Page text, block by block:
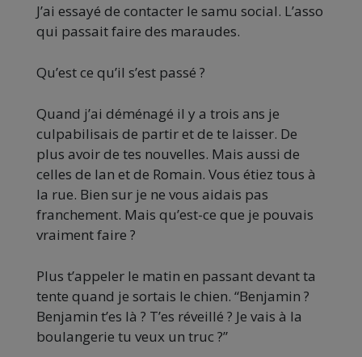
J’ai essayé de contacter le samu social. L’asso
qui passait faire des maraudes.
Qu’est ce qu’il s’est passé ?
Quand j’ai déménagé il y a trois ans je
culpabilisais de partir et de te laisser. De
plus avoir de tes nouvelles. Mais aussi de
celles de Ian et de Romain. Vous étiez tous à
la rue. Bien sur je ne vous aidais pas
franchement. Mais qu’est-ce que je pouvais
vraiment faire ?
Plus t’appeler le matin en passant devant ta
tente quand je sortais le chien. “Benjamin ?
Benjamin t’es là ? T’es réveillé ? Je vais à la
boulangerie tu veux un truc ?”